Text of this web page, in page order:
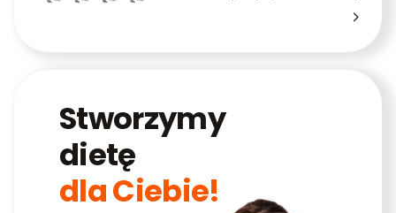
Stworzymy
dietę
dla Ciebie!